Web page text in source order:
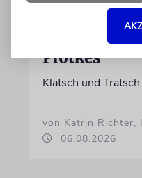
Plotkes
Klatsch und
von Katrin Richter,
06.08.2026